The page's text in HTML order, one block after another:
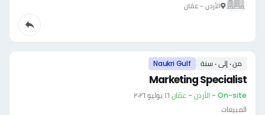
الأردن - عمّان
من ٠ إلى ٠ سنة Naukri Gulf
Marketing Specialist
On-site - الأردن - عمّان ·١٦ يوليو ٢٠٢٦
المبيعات